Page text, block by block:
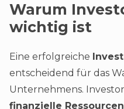
Warum
wichtig ist
Eine erfolgreiche
entscheidend für das
Unternehmens.
finanzielle Ressourcen